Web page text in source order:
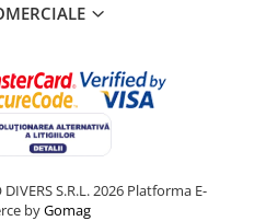
S.R.L. 2026 Platforma E-
byGomag